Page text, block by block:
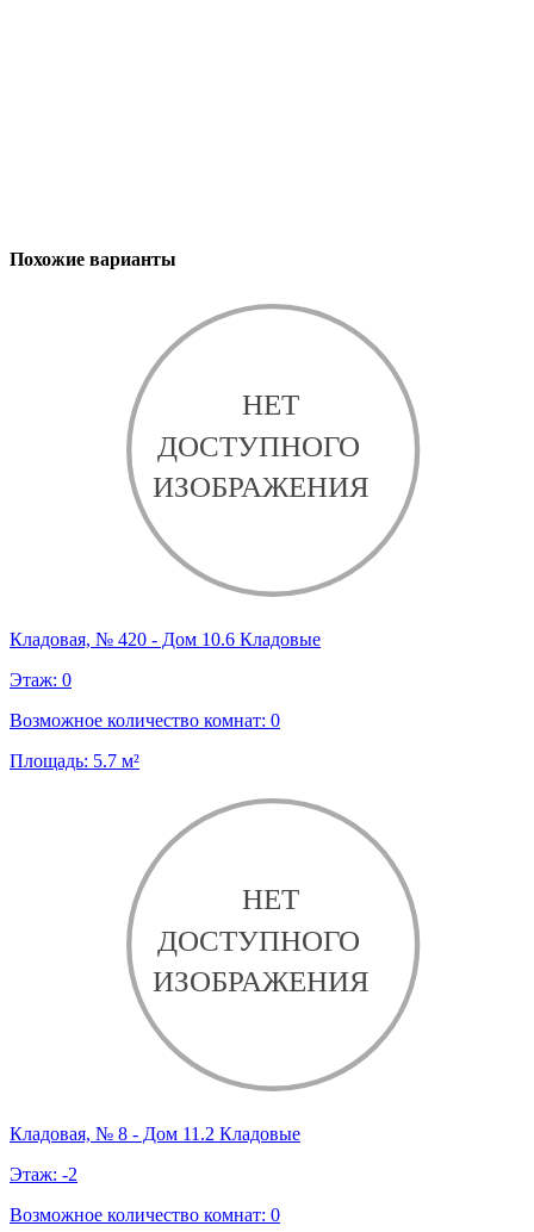
Похожие варианты
Кладовая, № 420 - Дом 10.6 Кладовые
Этаж: 0
Возможное количество комнат: 0
Площадь: 5.7 м²
Кладовая, № 8 - Дом 11.2 Кладовые
Этаж: -2
Возможное количество комнат: 0